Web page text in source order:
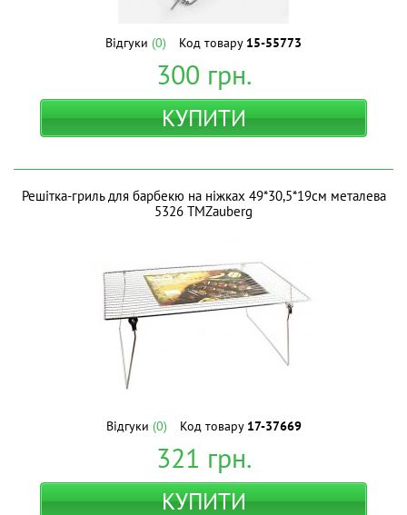
Відгуки (0) Код товару 15-55773
300 грн.
КУПИТИ
Решiтка-гриль для барбекю на ніжках 49*30,5*19см металева
5326 ТМZauberg
Відгуки (0) Код товару 17-37669
321 грн.
КУПИТИ